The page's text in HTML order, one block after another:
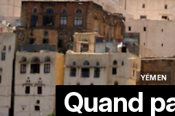
YÉMEN
Quand